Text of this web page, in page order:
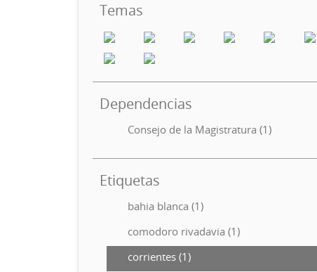
Temas
Dependencias
Consejo de la Magistratura (1)
Etiquetas
bahia blanca (1)
comodoro rivadavia (1)
corrientes (1)